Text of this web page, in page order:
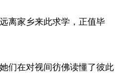
离家乡来此求学，正值毕
们在对视间彷佛读懂了彼此